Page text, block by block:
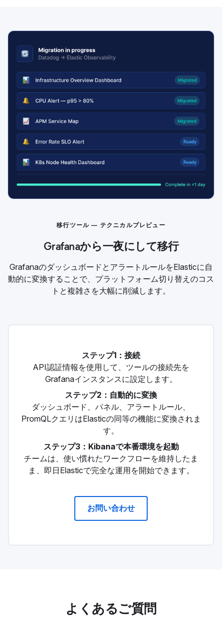
移行ツール — テクニカルプレビュー
Grafanaから一夜にして移行
GrafanaのダッシュボードとアラートルールをElasticに自
動的に変換することで、プラットフォーム切り替えのコス
トと複雑さを大幅に削減します。
ステップ1：接続
API認証情報を使用して、ツールの接続先を
Grafanaインスタンスに設定します。
ステップ2：自動的に変換
ダッシュボード、パネル、アラートルール、
PromQLクエリはElasticの同等の機能に変換されま
す。
ステップ3：Kibanaで本番環境を起動
チームは、使い慣れたワークフローを維持したま
ま、即日Elasticで完全な運用を開始できます。
お問い合わせ
よくあるご質問